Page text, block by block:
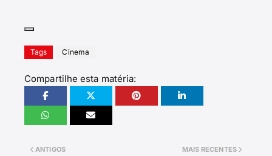
Tags Cinema
Compartilhe esta matéria:
MAIS RECENTES
ANTIGOS